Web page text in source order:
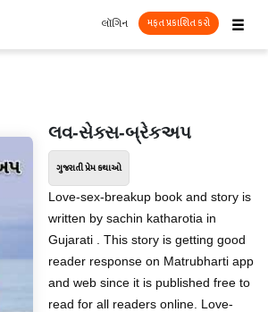
☰
લૉગિન મફત પ્રકાશિત કરો
લવ-સેક્સ-બ્રેકઅપ
ગુજરાતી પ્રેમ કથાઓ
Love-sex-breakup book and story is
written by sachin katharotia in
Gujarati . This story is getting good
reader response on Matrubharti app
and web since it is published free to
read for all readers online. Love-